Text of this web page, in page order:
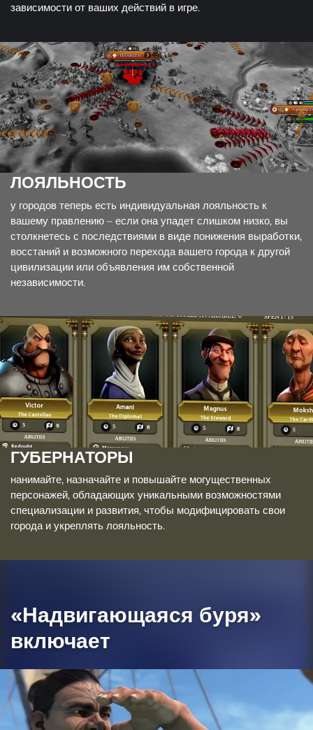
зависимости от ваших действий в игре.
ЛОЯЛЬНОСТЬ
у городов теперь есть индивидуальная лояльность к
вашему правлению – если она упадет слишком низко, вы
столкнетесь с последствиями в виде понижения выработки,
восстаний и возможного перехода вашего города к другой
цивилизации или объявления им собственной
независимости.
ГУБЕРНАТОРЫ
нанимайте, назначайте и повышайте могущественных
персонажей, обладающих уникальными возможностями
специализации и развития, чтобы модифицировать свои
города и укреплять лояльность.
«Надвигающаяся буря»
включает